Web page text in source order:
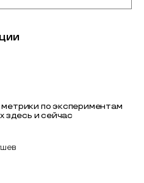
метрики по экспериментам
здесь и сейчас